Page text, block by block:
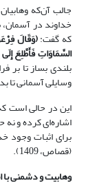
جالب آن‌که
خداوند در آسمان،
که گفت:(وَقَالَ
السَّمَاوَاتِ فَأَطَّلِعَ
بلندی بساز تا بر
وسایلی آسمانی تا
این در حالی است
برای اثبات وجود
(قصاص، 1409).
وهابیت و دشمنی با